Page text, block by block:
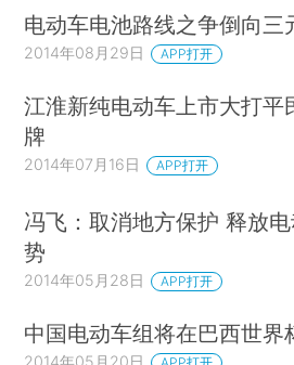
电动车电池路线之争倒向三
2014年08月29日 APP打开
江淮新纯电动车上市大打平
牌
2014年07月16日 APP打开
冯飞：取消地方保护 释放
势
2014年05月28日 APP打开
中国电动车组将在巴西世界